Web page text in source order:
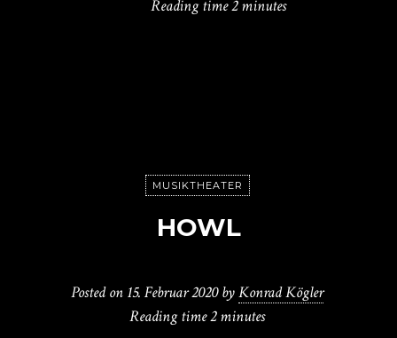
Reading time2 minutes
MUSIKTHEATER
HOWL
Posted on 15. Februar 2020 byKonrad Kögler
Reading time2 minutes